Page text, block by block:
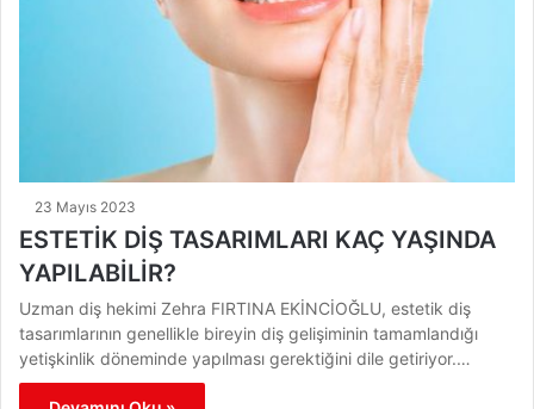
23 Mayıs 2023
ESTETİK DİŞ TASARIMLARI KAÇ YAŞINDA
YAPILABİLİR?
Uzman diş hekimi Zehra FIRTINA EKİNCİOĞLU, estetik diş
tasarımlarının genellikle bireyin diş gelişiminin tamamlandığı
yetişkinlik döneminde yapılması gerektiğini dile getiriyor.…